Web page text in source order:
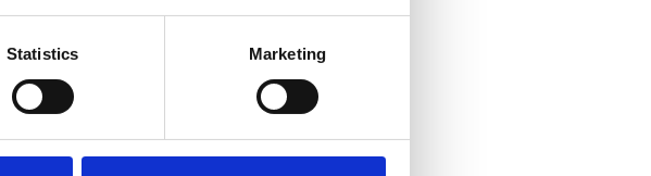
Statistics Marketing